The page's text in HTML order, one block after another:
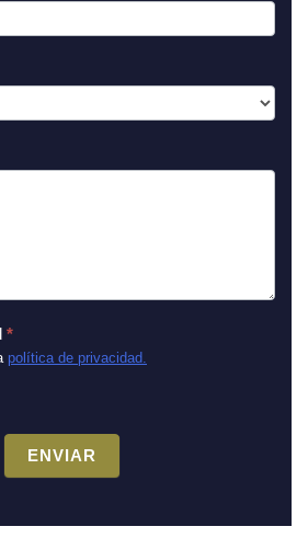
*
política de privacidad.
ENVIAR